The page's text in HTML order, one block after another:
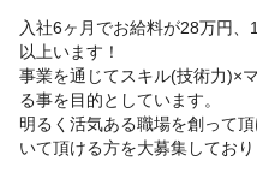
入社6ヶ月でお給料が28万円
以上います！
事業を通じてスキル(技術力)×
る事を目的としています。
明るく活気ある職場を創って
いて頂ける方を大募集しており